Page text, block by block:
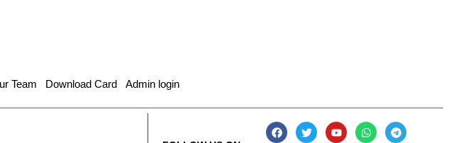
Team Download Card Admin login